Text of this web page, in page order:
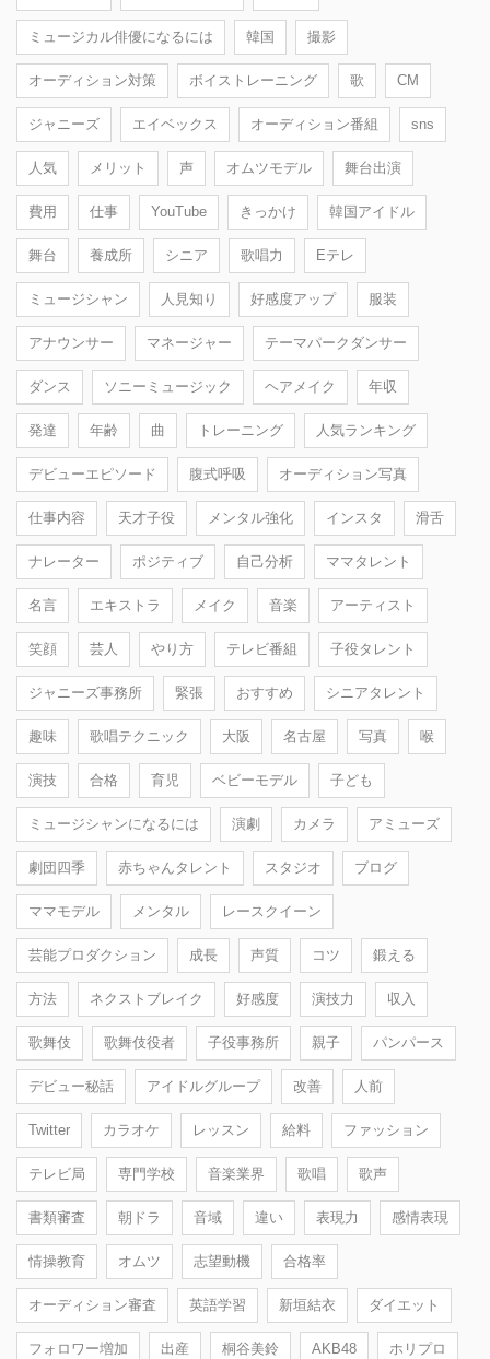
ミュージカル俳優になるには 韓国 撮影
オーディション対策 ボイストレーニング 歌 CM
ジャニーズ エイベックス オーディション番組 sns
人気 メリット 声 オムツモデル 舞台出演
費用 仕事 YouTube きっかけ 韓国アイドル
舞台 養成所 シニア 歌唱力 Eテレ
ミュージシャン 人見知り 好感度アップ 服装
アナウンサー マネージャー テーマパークダンサー
ダンス ソニーミュージック ヘアメイク 年収
発達 年齢 曲 トレーニング 人気ランキング
デビューエピソード 腹式呼吸 オーディション写真
仕事内容 天才子役 メンタル強化 インスタ 滑舌
ナレーター ポジティブ 自己分析 ママタレント
名言 エキストラ メイク 音楽 アーティスト
笑顔 芸人 やり方 テレビ番組 子役タレント
ジャニーズ事務所 緊張 おすすめ シニアタレント
趣味 歌唱テクニック 大阪 名古屋 写真 喉
演技 合格 育児 ベビーモデル 子ども
ミュージシャンになるには 演劇 カメラ アミューズ
劇団四季 赤ちゃんタレント スタジオ ブログ
ママモデル メンタル レースクイーン
芸能プロダクション 成長 声質 コツ 鍛える
方法 ネクストブレイク 好感度 演技力 収入
歌舞伎 歌舞伎役者 子役事務所 親子 パンパース
デビュー秘話 アイドルグループ 改善 人前
Twitter カラオケ レッスン 給料 ファッション
テレビ局 専門学校 音楽業界 歌唱 歌声
書類審査 朝ドラ 音域 違い 表現力 感情表現
情操教育 オムツ 志望動機 合格率
オーディション審査 英語学習 新垣結衣 ダイエット
フォロワー増加 出産 桐谷美鈴 AKB48 ホリプロ